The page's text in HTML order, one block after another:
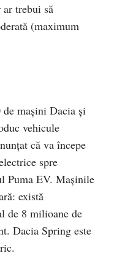
trebui să
(maximum
de mașini Dacia și
vehicule
că va începe
spre
Puma EV. Mașinile
există
de 8 milioane de
Dacia Spring este